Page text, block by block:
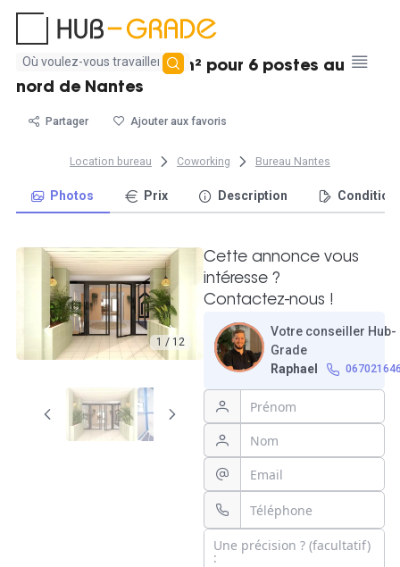
Aucun
résultat
Bureau fermé de 28 m² pour 6 postes au
nord de Nantes
Partager Ajouter aux favoris
Location bureau Coworking Bureau Nantes
Photos Prix Description
1 / 12
Cette annonce vous
intéresse ?
Contactez-nous !
Votre conseiller Hub-
Grade
Raphael